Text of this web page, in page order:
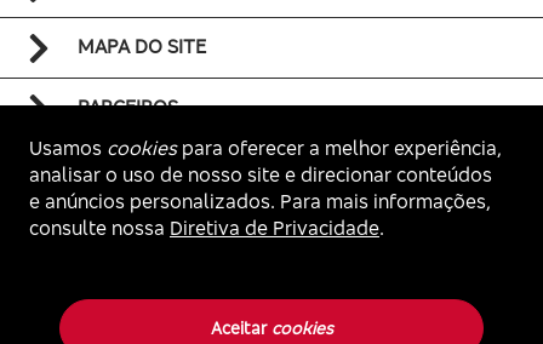
MAPA DO SITE
PARCEIROS
Voltar ao topo
Usamos cookiespara oferecer a melhor experiência,
analisar o uso de nosso site e direcionar conteúdos
e anúncios personalizados. Para mais informações,
consulte nossa Diretiva de Privacidade.
Aceitar cookies